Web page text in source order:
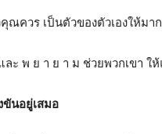
คุณควร เป็นตัวของตัวเองให้มา
ละ พ ย า ย า ม ช่วยพวกเขา
ขันอยู่เสมอ